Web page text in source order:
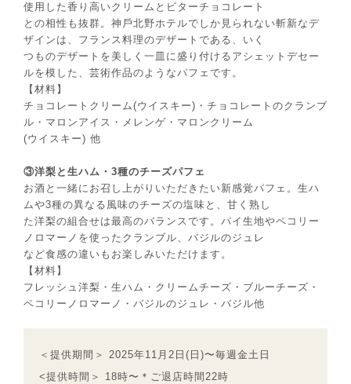
使⽤した⾹り⾼いクリームとビターチョコレート
との相性も抜群。神⼾北野ホテルでしか⾒られない斬新なデ
ザインは、フランス料理のデザートである、いく
つものデザートを美しく⼀⽫に盛り付けるアシェットデセー
ルを模した、芸術作品のようなパフェです。
【材料】
チョコレートクリーム(ウイスキー)・チョコレートのクランブ
ル・マロンアイス・メレンゲ・マロンクリーム
(ウイスキー) 他
③洋梨と⽣ハム・3種のチーズパフェ
お酒と⼀緒にお召し上がりいただきたい新感覚パフェ。⽣ハ
ムや3種の異なる⾵味のチーズの塩味と、⽢く熟し
た洋梨の組合せは最⾼のバランスです。パイ⽣地やペコリー
ノロマーノを使ったクランブル、バジルのジュレ
など⾷感の違いもお楽しみいただけます。
【材料】
フレッシュ洋梨・⽣ハム・クリームチーズ・ブルーチーズ・
ペコリーノロマーノ・バジルのジュレ・バジル他
＜提供期間＞ 2025年11⽉2⽇(⽇)〜毎週⾦⼟⽇
<提供時間＞ 18時〜＊ご退店時間22時